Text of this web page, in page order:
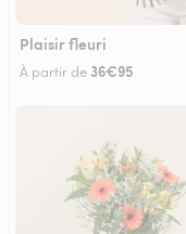
Plaisir fleuri
À partir de 36€95